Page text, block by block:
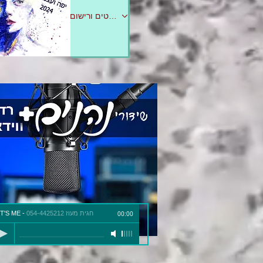
לפרטים ורישום
ME - חגית מעוז 054-4425212 00:00